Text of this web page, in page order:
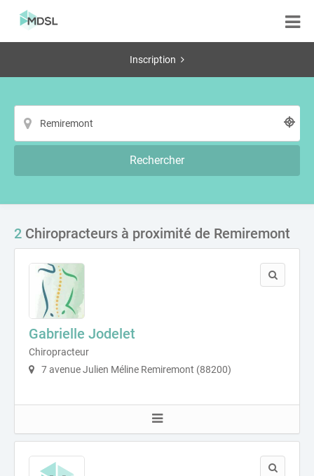
Inscription
Rechercher
2 Chiropracteurs à proximité de Remiremont
Gabrielle Jodelet
Chiropracteur
7 avenue Julien Méline Remiremont (88200)